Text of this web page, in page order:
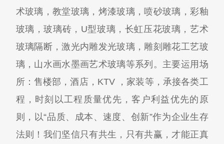
术玻璃，教堂玻璃，烤漆玻璃，喷砂玻璃，彩釉
玻璃，玻璃砖，U型玻璃，长虹压花玻璃，艺术
玻璃隔断，激光内雕发光玻璃，雕刻雕花工艺玻
璃，山水画水墨画艺术玻璃等系列。主要运用场
所：售楼部，酒店，KTV ，家装等，承接各类工
程，时刻以工程质量优先，客户利益优先的原
则，以“品质、成本、速度、创新”作为企业生存
法则！我们坚信只有共生，只有共赢，才能正真